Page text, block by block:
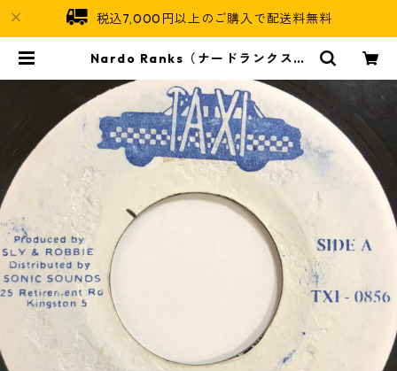
税込7,000円以上のご購入で配送料無料
Nardo Ranks（ナードランクス）
can Soul